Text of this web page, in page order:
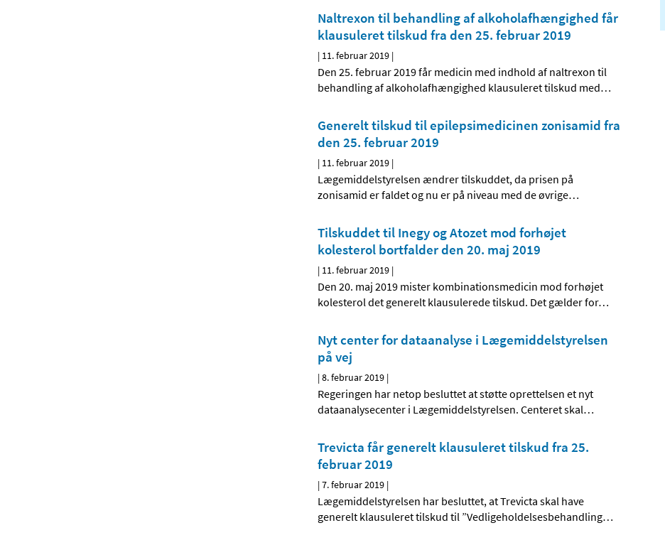
Naltrexon til behandling af alkoholafhængighed får
klausuleret tilskud fra den 25. februar 2019
| 11. februar 2019 |
Den 25. februar 2019 får medicin med indhold af naltrexon til
behandling af alkoholafhængighed klausuleret tilskud med…
Generelt tilskud til epilepsimedicinen zonisamid fra
den 25. februar 2019
| 11. februar 2019 |
Lægemiddelstyrelsen ændrer tilskuddet, da prisen på
zonisamid er faldet og nu er på niveau med de øvrige…
Tilskuddet til Inegy og Atozet mod forhøjet
kolesterol bortfalder den 20. maj 2019
| 11. februar 2019 |
Den 20. maj 2019 mister kombinationsmedicin mod forhøjet
kolesterol det generelt klausulerede tilskud. Det gælder for…
Nyt center for dataanalyse i Lægemiddelstyrelsen
på vej
|8. februar 2019 |
Regeringen har netop besluttet at støtte oprettelsen et nyt
dataanalysecenter i Lægemiddelstyrelsen. Centeret skal…
Trevicta får generelt klausuleret tilskud fra 25.
februar 2019
|7. februar 2019 |
Lægemiddelstyrelsen har besluttet, at Trevicta skal have
generelt klausuleret tilskud til ”Vedligeholdelsesbehandling…